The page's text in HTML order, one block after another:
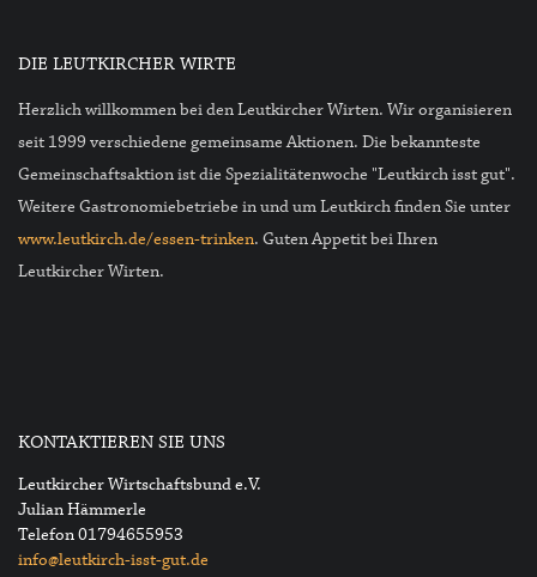
DIE LEUTKIRCHER WIRTE
Herzlich willkommen bei den Leutkircher Wirten. Wir organisieren
seit 1999 verschiedene gemeinsame Aktionen. Die bekannteste
Gemeinschaftsaktion ist die Spezialitätenwoche "Leutkirch isst gut".
Weitere Gastronomiebetriebe in und um Leutkirch finden Sie unter
www.leutkirch.de/essen-trinken. Guten Appetit bei Ihren
Leutkircher Wirten.
KONTAKTIEREN SIE UNS
Leutkircher Wirtschaftsbund e.V.
Julian Hämmerle
Telefon01794655953
info@leutkirch-isst-gut.de